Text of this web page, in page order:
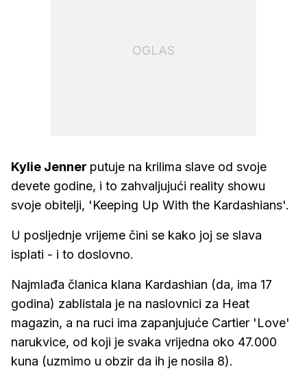
OGLAS
Kylie Jenner putuje na krilima slave od svoje
devete godine, i to zahvaljujući reality showu
svoje obitelji, 'Keeping Up With the Kardashians'.
U posljednje vrijeme čini se kako joj se slava
isplati - i to doslovno.
Najmlađa članica klana Kardashian (da, ima 17
godina) zablistala je na naslovnici za Heat
magazin, a na ruci ima zapanjujuće Cartier 'Love'
narukvice, od koji je svaka vrijedna oko 47.000
kuna (uzmimo u obzir da ih je nosila 8).